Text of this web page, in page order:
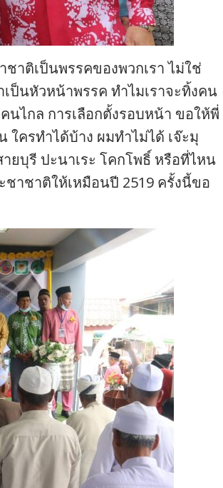
าติเป็นพรรคของพวกเรา ไม่ใช่
ป็นหัวหน้าพรรค ทำไมเราจะทิ้งคน
นไกล การเลือกตั้งรอบหน้า ขอให้พี่
ใครทำได้บ้าง ผมทำไม่ได้ เจ๊ะมุ
ยบุรี ปะนาเระ โคกโพธิ์ หรือที่ไหน
าชาติให้เหมือนปี 2519 ครั้งนี้ขอ